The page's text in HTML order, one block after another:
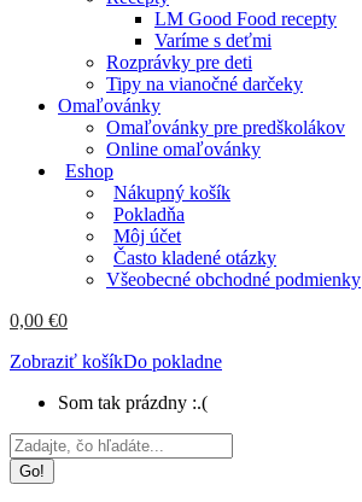
LM Good Food recepty
Varíme s deťmi
Rozprávky pre deti
Tipy na vianočné darčeky
Omaľovánky
Omaľovánky pre predškolákov
Online omaľovánky
Eshop
Nákupný košík
Pokladňa
Môj účet
Často kladené otázky
Všeobecné obchodné podmienky
0,00 €0
Zobraziť košíkDo pokladne
Som tak prázdny :.(
Search: